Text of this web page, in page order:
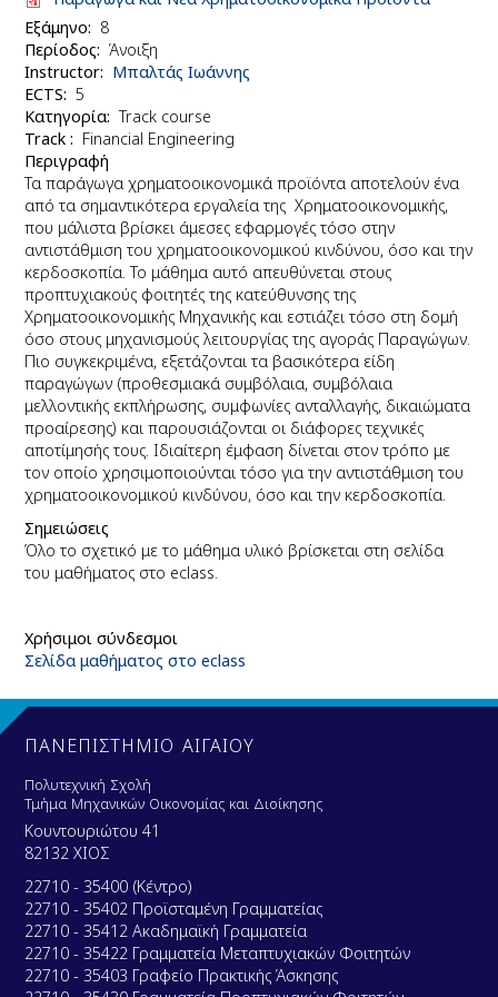
Εξάμηνο
8
Περίοδος Άνοιξη
Instructor
Μπαλτάς Ιωάννης
ΕCTS 5
Κατηγορία Track course
Track
Financial Engineering
Περιγραφή
Τα παράγωγα χρηματοοικονομικά προϊόντα αποτελούν ένα
από τα σημαντικότερα εργαλεία της Χρηματοοικονομικής,
που μάλιστα βρίσκει άμεσες εφαρμογές τόσο στην
αντιστάθμιση του χρηματοοικονομικού κινδύνου, όσο και την
κερδοσκοπία. Το μάθημα αυτό απευθύνεται στους
προπτυχιακούς φοιτητές της κατεύθυνσης της
Χρηματοοικονομικής Μηχανικής και εστιάζει τόσο στη δομή
όσο στους μηχανισμούς λειτουργίας της αγοράς Παραγώγων.
Πιο συγκεκριμένα, εξετάζονται τα βασικότερα είδη
παραγώγων (προθεσμιακά συμβόλαια, συμβόλαια
μελλοντικής εκπλήρωσης, συμφωνίες ανταλλαγής, δικαιώματα
προαίρεσης) και παρουσιάζονται οι διάφορες τεχνικές
αποτίμησής τους. Ιδιαίτερη έμφαση δίνεται στον τρόπο με
τον οποίο χρησιμοποιούνται τόσο για την αντιστάθμιση του
χρηματοοικονομικού κινδύνου, όσο και την κερδοσκοπία.
Σημειώσεις
Όλο το σχετικό με το μάθημα υλικό βρίσκεται στη σελίδα
του μαθήματος στο eclass.
Χρήσιμοι σύνδεσμοι
Σελίδα μαθήματος στο eclass
ΠΑΝΕΠΙΣΤΗΜΙΟ ΑΙΓΑΙΟΥ
Πολυτεχνική Σχολή
Τμήμα Μηχανικών Οικονομίας και Διοίκησης
Κουντουριώτου 41
82132 ΧΙΟΣ
22710 - 35400 (Κέντρο)
22710 - 35402 Προϊσταμένη Γραμματείας
22710 - 35412 Ακαδημαϊκή Γραμματεία
22710 - 35422 Γραμματεία Μεταπτυχιακών Φοιτητών
22710 - 35403 Γραφείο Πρακτικής Άσκησης